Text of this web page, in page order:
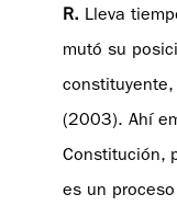
R. Lleva
mutó su
(2003). Ahí
Constitución,
es un